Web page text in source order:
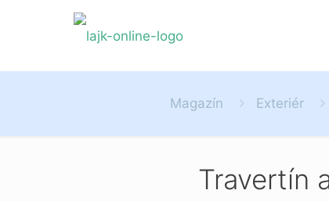
Magazín Exteriér
Travertín